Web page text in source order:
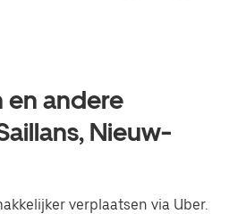
en andere
Nieuw-
verplaatsen via Uber.